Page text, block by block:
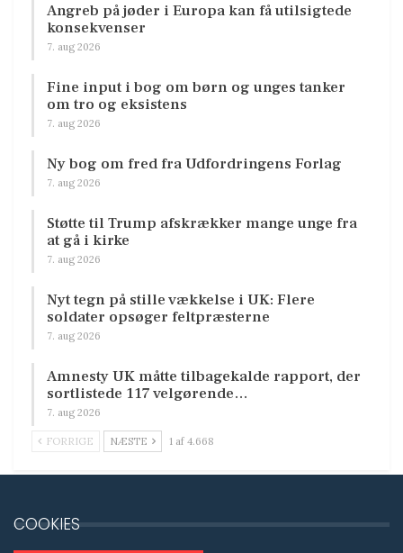
Angreb på jøder i Europa kan få utilsigtede
konsekvenser
7. aug 2026
Fine input i bog om børn og unges tanker
om tro og eksistens
7. aug 2026
Ny bog om fred fra Udfordringens Forlag
7. aug 2026
Støtte til Trump afskrækker mange unge fra
at gå i kirke
7. aug 2026
Nyt tegn på stille vækkelse i UK: Flere
soldater opsøger feltpræsterne
7. aug 2026
Amnesty UK måtte tilbagekalde rapport, der
sortlistede 117 velgørende…
7. aug 2026
FORRIGE NÆSTE 1 af 4.668
COOKIES